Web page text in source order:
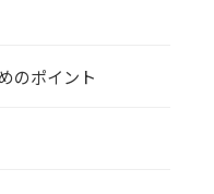
のポイント